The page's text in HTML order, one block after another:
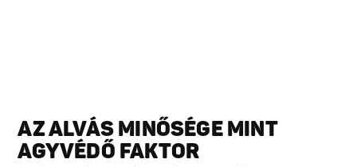
AZ ALVÁS MINŐSÉGE MINT
AGYVÉDŐ FAKTOR